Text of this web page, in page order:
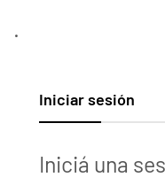
.
Iniciar sesión
Iniciá una